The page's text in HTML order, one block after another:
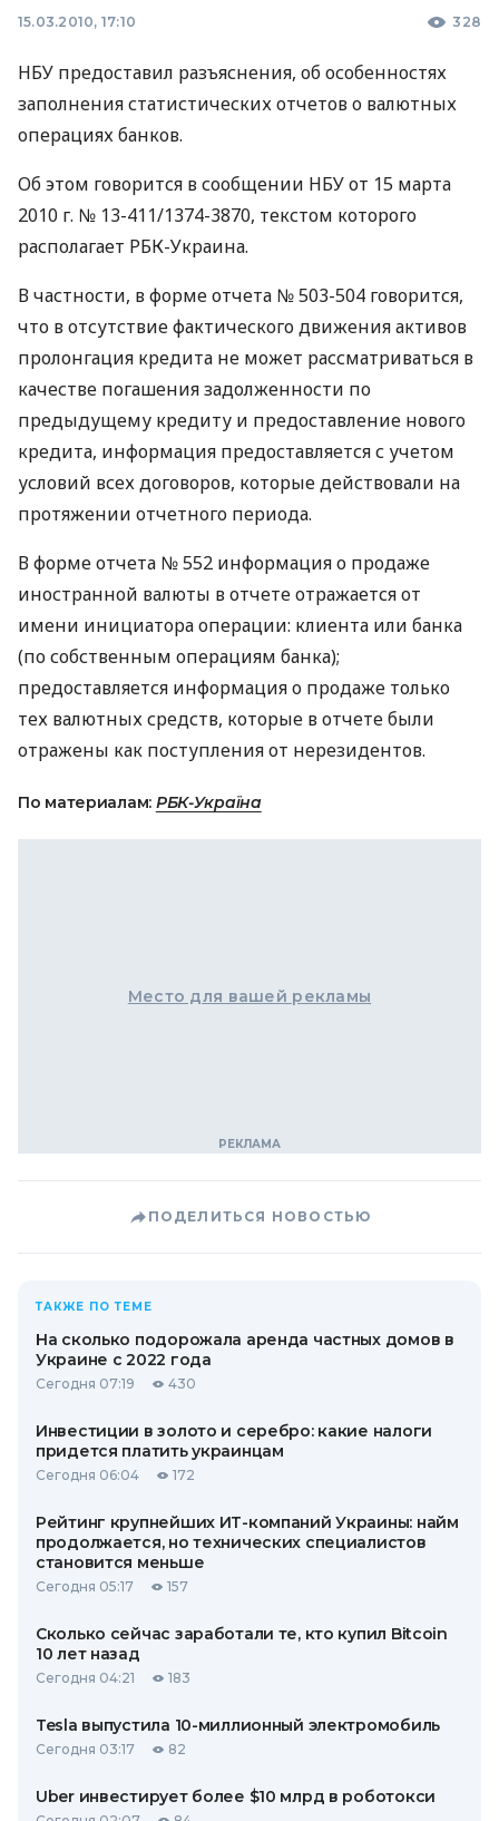
15.03.2010, 17:10 328
НБУ предоставил разъяснения, об особенностях
заполнения статистических отчетов о валютных
операциях банков.
Об этом говорится в сообщении НБУ от 15 марта
2010 г. № 13-411/1374-3870, текстом которого
располагает РБК-Украина.
В частности, в форме отчета № 503-504 говорится,
что в отсутствие фактического движения активов
пролонгация кредита не может рассматриваться в
качестве погашения задолженности по
предыдущему кредиту и предоставление нового
кредита, информация предоставляется с учетом
условий всех договоров, которые действовали на
протяжении отчетного периода.
В форме отчета № 552 информация о продаже
иностранной валюты в отчете отражается от
имени инициатора операции: клиента или банка
(по собственным операциям банка);
предоставляется информация о продаже только
тех валютных средств, которые в отчете были
отражены как поступления от нерезидентов.
По материалам: РБК-Україна
Место для вашей рекламы
ПОДЕЛИТЬСЯ НОВОСТЬЮ
ТАКЖЕ ПО ТЕМЕ
На сколько подорожала аренда частных домов в
Украине с 2022 года
Сегодня 07:19 430
Инвестиции в золото и серебро: какие налоги
придется платить украинцам
Сегодня 06:04 172
Рейтинг крупнейших ИТ-компаний Украины: найм
продолжается, но технических специалистов
становится меньше
Сегодня 05:17 157
Сколько сейчас заработали те, кто купил Bitcoin
10 лет назад
Сегодня 04:21 183
Tesla выпустила 10-миллионный электромобиль
Сегодня 03:17 82
Uber инвестирует более $10 млрд в роботокси